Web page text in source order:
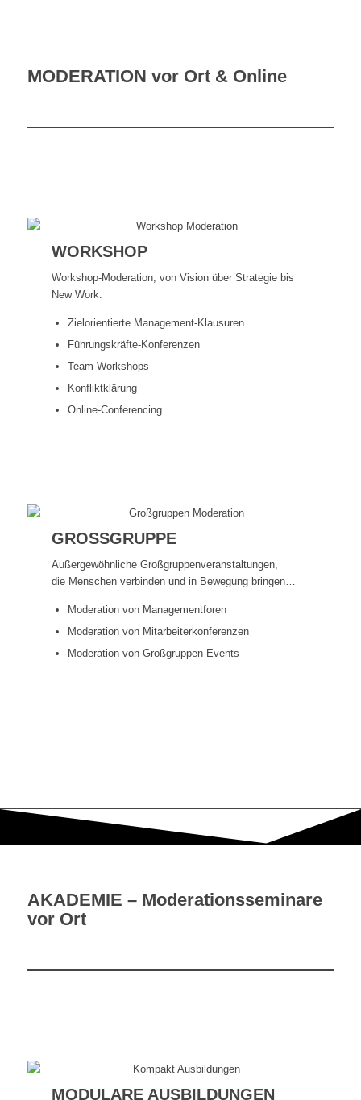
MODERATION vor Ort & Online
WORKSHOP
Workshop-Moderation, von Vision über Strategie bis
New Work:
Zielorientierte Management-Klausuren
Führungskräfte-Konferenzen
Team-Workshops
Konfliktklärung
Online-Conferencing
GROSSGRUPPE
Außergewöhnliche Großgruppenveranstaltungen,
die Menschen verbinden und in Bewegung bringen…
Moderation von Managementforen
Moderation von Mitarbeiterkonferenzen
Moderation von Großgruppen-Events
AKADEMIE – Moderationsseminare
vor Ort
MODULARE AUSBILDUNGEN